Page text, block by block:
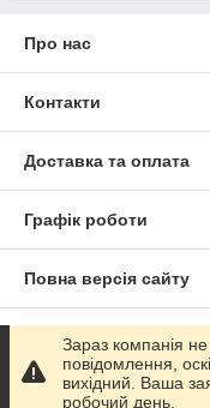
Про нас
Контакти
Доставка та оплата
Графік роботи
Повна версія сайту
Сайт створено на
Політика
Зараз компанія
повідомлення,
вихідний. Ваша
робочий день.